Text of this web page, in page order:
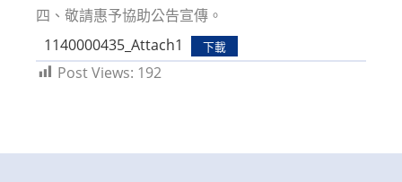
四、敬請惠予協助公告宣傳。
1140000435_Attach1
下載
Post Views: 192